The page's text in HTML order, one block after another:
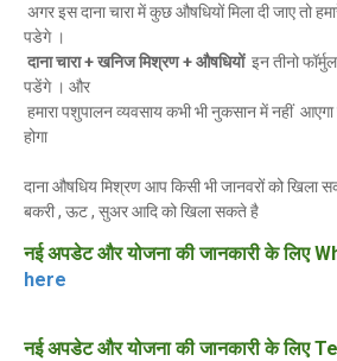
अगर इस दाना चारा में कुछ औषधियों मिला दी जाए तो
पडेगे ।
दाना चारा + खनिज मिश्रण + औषधियों इन तीनो
पडेंगे । और
हमारा पशुपालन व्यवसाय कभी भी नुकसान में नहीं
होगा
दाना औषधिय मिश्रण आप किसी भी जानवरों को खिला
बकरी , ऊट , सुअर आदि को खिला सकते है
नई अपडेट और योजना की जानकारी के लिए
here
नई अपडेट और योजना की जानकारी के लिए